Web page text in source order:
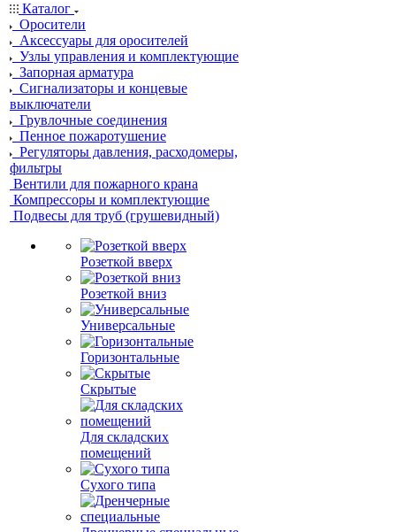
Каталог
Оросители
Аксессуары для оросителей
Узлы управления и комплектующие
Запорная арматура
Сигнализаторы и концевые
выключатели
Грувлочные соединения
Пенное пожаротушение
Регуляторы давления, расходомеры,
фильтры
Вентили для пожарного крана
Компрессоры и комплектующие
Подвесы для труб (грушевидный)
Розеткой вверх
Розеткой вниз
Универсальные
Горизонтальные
Скрытые
Для складских
помещений
Сухого типа